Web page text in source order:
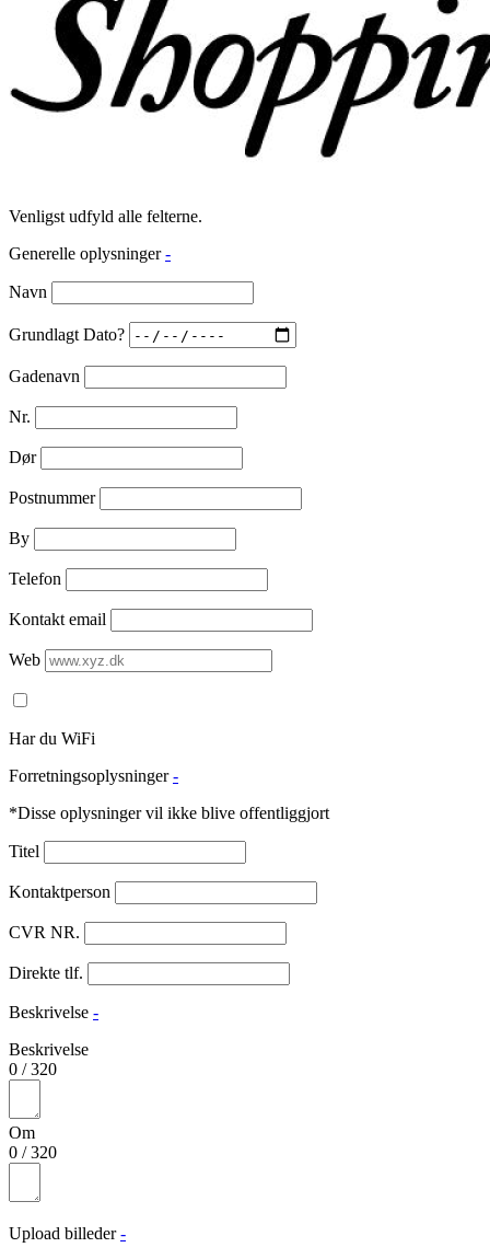
Venligst udfyld alle felterne.
Generelle oplysninger -
Navn
Grundlagt Dato?
Gadenavn
Nr.
Dør
Postnummer
By
Telefon
Kontakt email
Web
Har du WiFi
Forretningsoplysninger -
*Disse oplysninger vil ikke blive offentliggjort
Titel
Kontaktperson
CVR NR.
Direkte tlf.
Beskrivelse -
Beskrivelse
0 /320
Om
0 /320
Upload billeder -